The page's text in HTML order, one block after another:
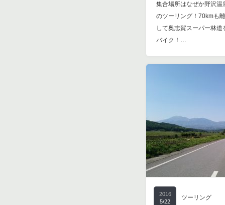
集合場所はなぜか野沢温
のツーリング！70kmも
して奥志賀スーパー林
バイク！…
2016
5/22
ツーリング